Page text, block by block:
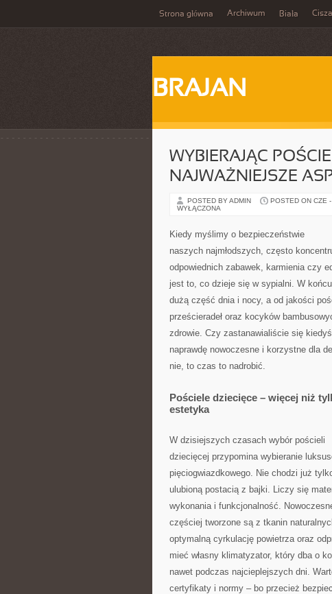
Strona główna Archiwum Biała Cisza
BRAJAN
WYBIERAJĄC
NAJWAŻNIEJSZE
POSTED BY ADMIN POSTED ON CZE
WYŁĄCZONA
Kiedy myślimy o bezpieczeństwie
naszych najmłodszych, często
odpowiednich zabawek, karmienia czy
jest to, co dzieje się w sypialni. W
dużą część dnia i nocy, a od jakości
prześcieradeł oraz kocyków
zdrowie. Czy zastanawialiście się
naprawdę nowoczesne i korzystne dla
nie, to czas to nadrobić.
Pościele dziecięce – więcej niż
estetyka
W dzisiejszych czasach wybór pościeli
dziecięcej przypomina wybieranie
pięciogwiazdkowego. Nie chodzi już
ulubioną postacią z bajki. Liczy się
wykonania i funkcjonalność.
częściej tworzone są z tkanin
optymalną cyrkulację powietrza oraz
mieć własny klimatyzator, który dba o
nawet podczas najcieplejszych dni.
certyfikaty i normy – bo przecież